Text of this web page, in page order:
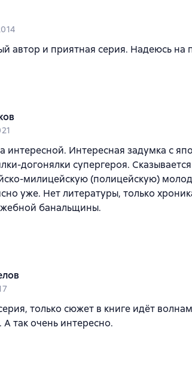
автор и приятная серия. Надеюсь на
интересной. Интересная задумка с
догонялки супергероя.
милицейскую (полицейскую)
уже. Нет литературы, только
банальщины.
только сюжет в книге идёт
так очень интересно.